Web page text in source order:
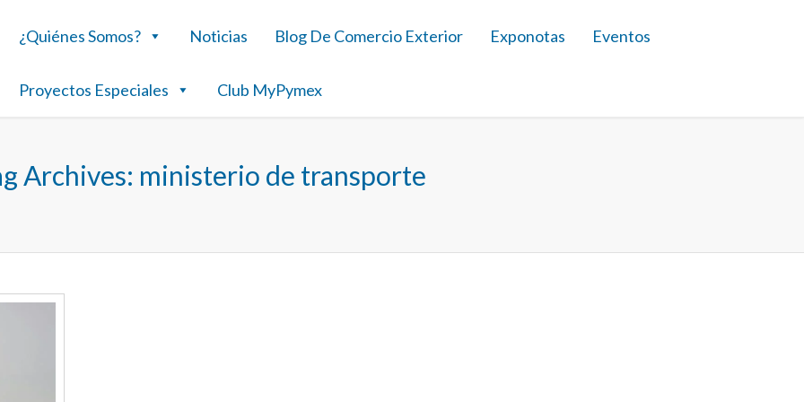
¿Quiénes Somos? Noticias Blog De Comercio Exterior Exponotas Eventos
Proyectos Especiales Club MyPymex
Archives: ministerio de transporte